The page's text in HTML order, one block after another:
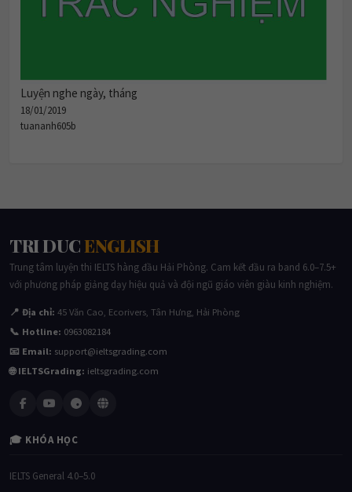
Luyện nghe ngày, tháng
18/01/2019
tuananh605b
TRI DUCENGLISH
Trung tâm luyện thi IELTS hàng đầu Hải Phòng. Cam kết đầu ra band 6.0–7.5+
với phương pháp giảng dạy hiệu quả và đội ngũ giáo viên giàu kinh nghiệm.
📍 Địa chỉ: 45 Văn Cao, Ecorivers, Tân Hưng, Hải Phòng
📞 Hotline: 0963082184
📧 Email: support@ieltsgrading.com
🌐 IELTSGrading: ieltsgrading.com
🎓 KHÓA HỌC
IELTS General 4.0–5.0